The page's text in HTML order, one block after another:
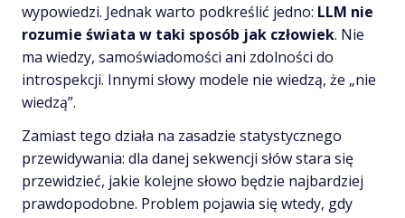
wypowiedzi. Jednak warto podkreślić jedno: LLM nie
rozumie świata w taki sposób jak człowiek. Nie
ma wiedzy, samoświadomości ani zdolności do
introspekcji. Innymi słowy modele nie wiedzą, że „nie
wiedzą”.
Zamiast tego działa na zasadzie statystycznego
przewidywania: dla danej sekwencji słów stara się
przewidzieć, jakie kolejne słowo będzie najbardziej
prawdopodobne. Problem pojawia się wtedy, gdy